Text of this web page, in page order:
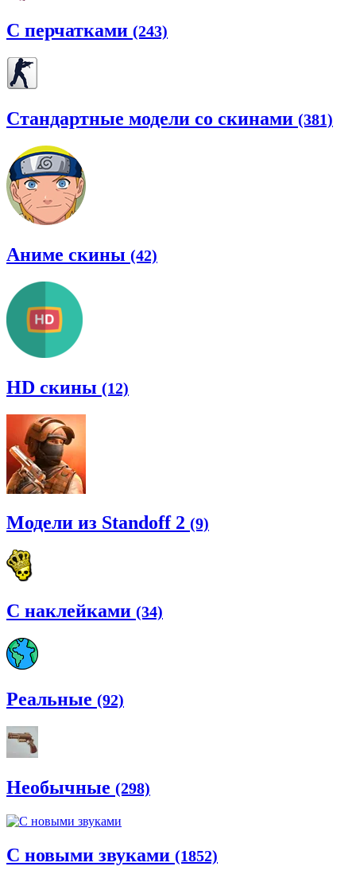
С перчатками (243)
Стандартные модели со скинами (381)
Аниме скины (42)
HD скины (12)
Модели из Standoff 2 (9)
С наклейками (34)
Реальные (92)
Необычные (298)
С новыми звуками (1852)